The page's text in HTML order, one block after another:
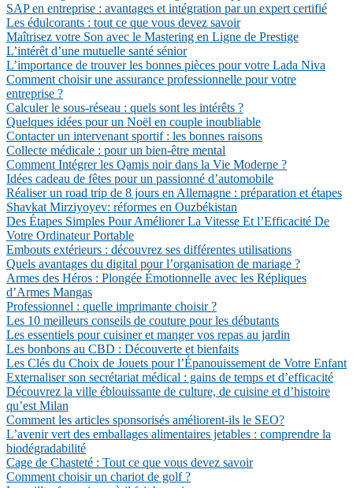
SAP en entreprise : avantages et intégration par un expert certifié
Les édulcorants : tout ce que vous devez savoir
Maîtrisez votre Son avec le Mastering en Ligne de Prestige
L’intérêt d’une mutuelle santé sénior
L’importance de trouver les bonnes pièces pour votre Lada Niva
Comment choisir une assurance professionnelle pour votre
entreprise ?
Calculer le sous-réseau : quels sont les intérêts ?
Quelques idées pour un Noël en couple inoubliable
Contacter un intervenant sportif : les bonnes raisons
Collecte médicale : pour un bien-être mental
Comment Intégrer les Qamis noir dans la Vie Moderne ?
Idées cadeau de fêtes pour un passionné d’automobile
Réaliser un road trip de 8 jours en Allemagne : préparation et étapes
Shavkat Mirziyoyev: réformes en Ouzbékistan
Des Étapes Simples Pour Améliorer La Vitesse Et l’Efficacité De
Votre Ordinateur Portable
Embouts extérieurs : découvrez ses différentes utilisations
Quels avantages du digital pour l’organisation de mariage ?
Armes des Héros : Plongée Émotionnelle avec les Répliques
d’Armes Mangas
Professionnel : quelle imprimante choisir ?
Les 10 meilleurs conseils de couture pour les débutants
Les essentiels pour cuisiner et manger vos repas au jardin
Les bonbons au CBD : Découverte et bienfaits
Les Clés du Choix de Jouets pour l’Épanouissement de Votre Enfant
Externaliser son secrétariat médical : gains de temps et d’efficacité
Découvrez la ville éblouissante de culture, de cuisine et d’histoire
qu’est Milan
Comment les articles sponsorisés améliorent-ils le SEO?
L’avenir vert des emballages alimentaires jetables : comprendre la
biodégradabilité
Cage de Chasteté : Tout ce que vous devez savoir
Comment choisir un chariot de golf ?